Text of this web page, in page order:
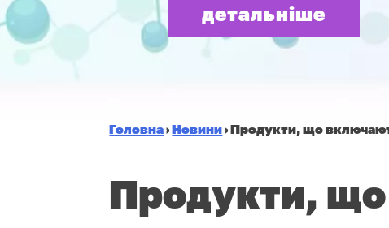
детальніше
Головна›Новини›Продукти, що
Продукти,